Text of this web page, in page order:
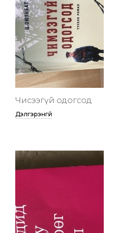
Чисээгүй одогсод
Дэлгэрэнгүй